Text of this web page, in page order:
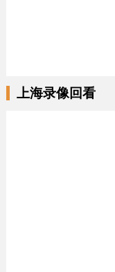
上海录像回看